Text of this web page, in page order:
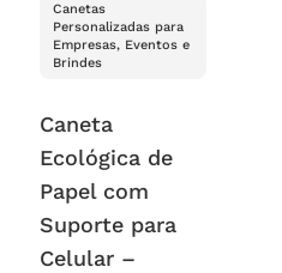
Canetas
Personalizadas para
Empresas, Eventos e
Brindes
Caneta
Ecológica de
Papel com
Suporte para
Celular –